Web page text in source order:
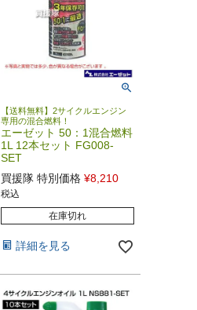
【送料無料】2サイクルエンジン
専用の混合燃料！
エーゼット 50：1混合燃料
1L 12本セット FG008-
SET
買援隊 特別価格 ¥8,210
税込
在庫切れ
詳細を見る